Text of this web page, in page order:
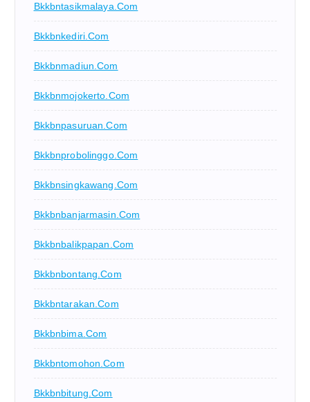
Bkkbntasikmalaya.com
Bkkbnkediri.com
Bkkbnmadiun.com
Bkkbnmojokerto.com
Bkkbnpasuruan.com
Bkkbnprobolinggo.com
Bkkbnsingkawang.com
Bkkbnbanjarmasin.com
Bkkbnbalikpapan.com
Bkkbnbontang.com
Bkkbntarakan.com
Bkkbnbima.com
Bkkbntomohon.com
Bkkbnbitung.com